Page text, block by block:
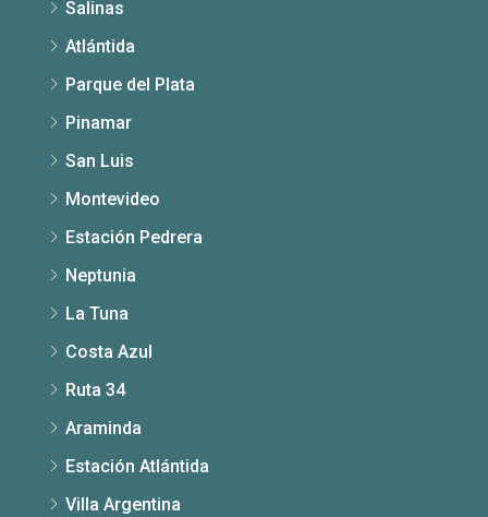
Salinas
Atlántida
Parque del Plata
Pinamar
San Luis
Montevideo
Estación Pedrera
Neptunia
La Tuna
Costa Azul
Ruta 34
Araminda
Estación Atlántida
Villa Argentina